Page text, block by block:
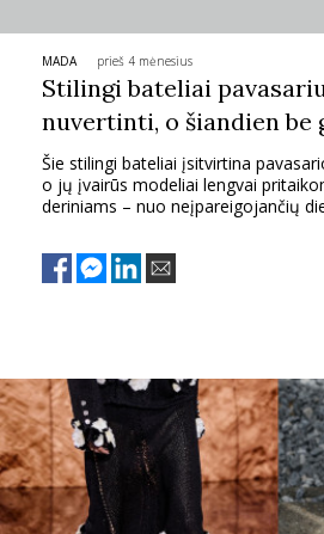
MADA prieš 4 mėnesius
Stilingi bateliai
nuvertinti, o šiandien be
Šie stilingi bateliai įsitvirtina
o jų įvairūs modeliai lengvai
deriniams – nuo neįpareigojančių